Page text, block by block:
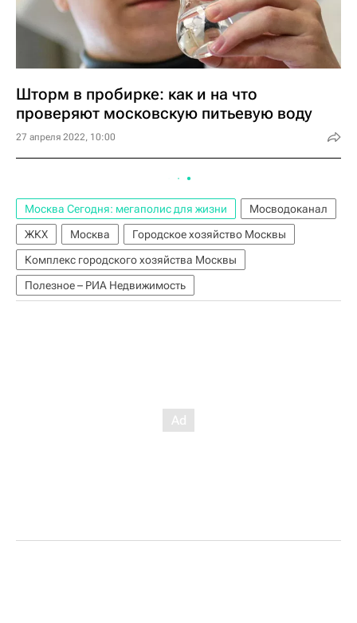
Шторм в пробирке: как и на что
проверяют московскую питьевую воду
27 апреля 2022, 10:00
Москва Сегодня: мегаполис для жизни
Мосводоканал
ЖКХ
Москва
Городское хозяйство Москвы
Комплекс городского хозяйства Москвы
Полезное – РИА Недвижимость